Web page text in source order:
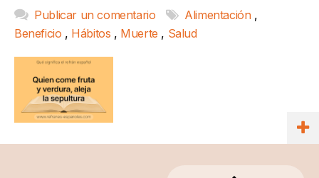
Publicar un comentario Alimentación ,
Beneficio , Hábitos , Muerte , Salud